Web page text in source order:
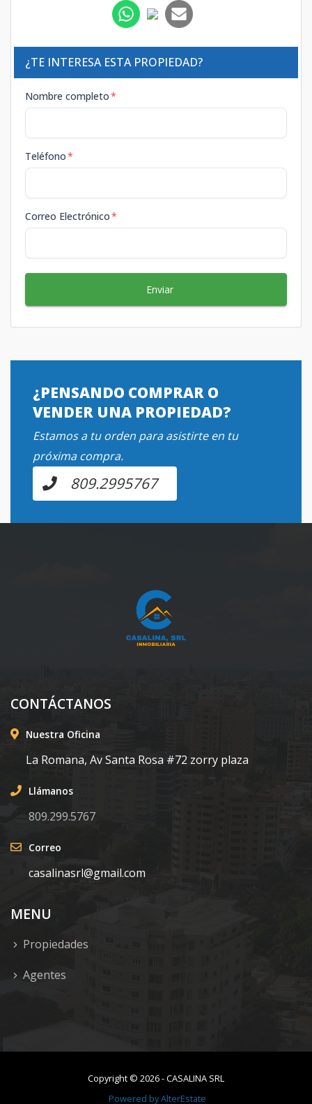
¿TE INTERESA ESTA PROPIEDAD?
Nombre completo*
Teléfono*
Correo Electrónico*
Enviar
¿PENSANDO COMPRAR O
VENDER UNA PROPIEDAD?
Estamos a tu orden para asistirte en tu
próxima compra.
809.2995767
CONTÁCTANOS
Nuestra Oficina
La Romana, Av Santa Rosa #72 zorry plaza
Llámanos
809.299.5767
Correo
casalinasrl@gmail.com
MENU
Propiedades
Agentes
Copyright © 2026-CASALINA SRL
Powered byAlterEstate